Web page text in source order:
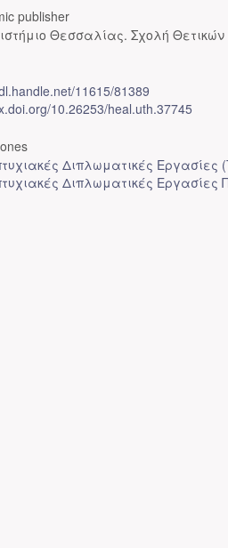
publisher
Θεσσαλίας. Σχολή
11615/81389
10.26253/heal.uth.37745
Διπλωματικές Εργασίες
Διπλωματικές Εργασίες